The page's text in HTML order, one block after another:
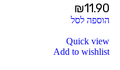
₪11.90
הוספה לסל
Quick view
Add to wishlist